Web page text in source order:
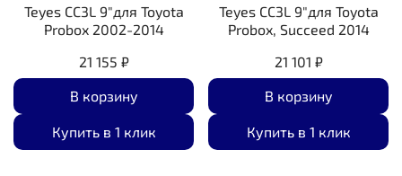
Teyes CC3L 9"для Toyota
Probox 2002-2014
21 155 ₽
В корзину
Купить в 1 клик
Teyes CC3L 9"для Toyota
Probox, Succeed 2014
21 101 ₽
В корзину
Купить в 1 клик